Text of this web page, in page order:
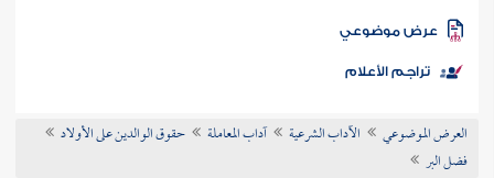
الكتب
موضوعي
تراجم الأعلام
العرض الموضوعي الآداب الشرعية آداب المعاملة
حقوق الوالدين على الأولاد
فضل البر